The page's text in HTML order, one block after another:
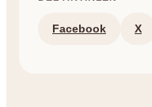
Facebook X